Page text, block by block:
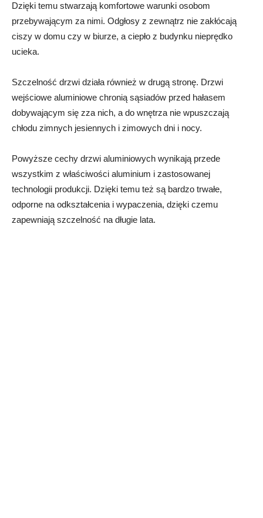
Dzięki temu stwarzają komfortowe warunki osobom
przebywającym za nimi. Odgłosy z zewnątrz nie zakłócają
ciszy w domu czy w biurze, a ciepło z budynku nieprędko
ucieka.
Szczelność drzwi działa również w drugą stronę. Drzwi
wejściowe aluminiowe chronią sąsiadów przed hałasem
dobywającym się zza nich, a do wnętrza nie wpuszczają
chłodu zimnych jesiennych i zimowych dni i nocy.
Powyższe cechy drzwi aluminiowych wynikają przede
wszystkim z właściwości aluminium i zastosowanej
technologii produkcji. Dzięki temu też są bardzo trwałe,
odporne na odkształcenia i wypaczenia, dzięki czemu
zapewniają szczelność na długie lata.